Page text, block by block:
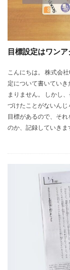
目標設定はワンア
こんにちは。 株式会
定について書いてい
まりません。 しかし
づけたことがないん
目標があるので、そ
のか、記録していき